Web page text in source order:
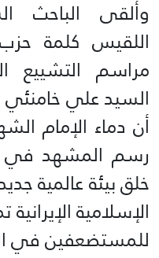
وألقى الباحث
اللقيس كلمة
مراسم التشييع
السيد علي خامنئي
أن دماء الإمام
رسم المشهد
خلق بيئة عالمية
الإسلامية
للمستضعفين في